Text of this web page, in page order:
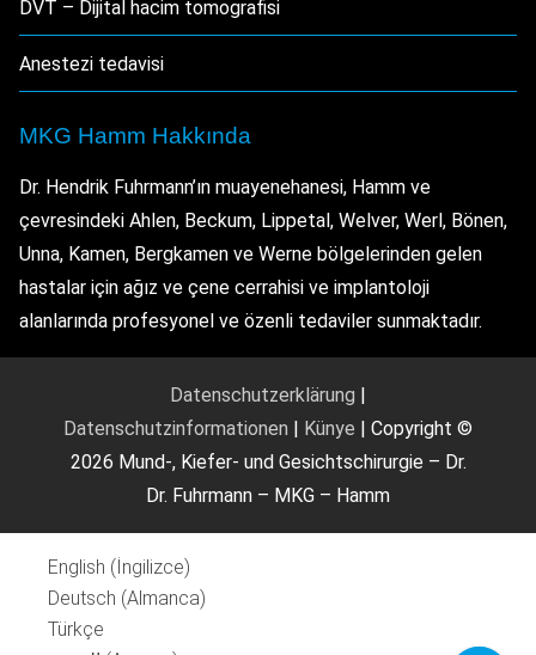
DVT – Dijital hacim tomografisi
Anestezi tedavisi
MKG Hamm Hakkında
Dr. Hendrik Fuhrmann’ın muayenehanesi, Hamm ve
çevresindeki Ahlen, Beckum, Lippetal, Welver, Werl, Bönen,
Unna, Kamen, Bergkamen ve Werne bölgelerinden gelen
hastalar için ağız ve çene cerrahisi ve implantoloji
alanlarında profesyonel ve özenli tedaviler sunmaktadır.
Datenschutzerklärung |
Datenschutzinformationen | Künye | Copyright ©
2026 Mund-, Kiefer- und Gesichtschirurgie – Dr.
Dr. Fuhrmann – MKG – Hamm
English ( İngilizce)
Deutsch (Almanca)
Türkçe